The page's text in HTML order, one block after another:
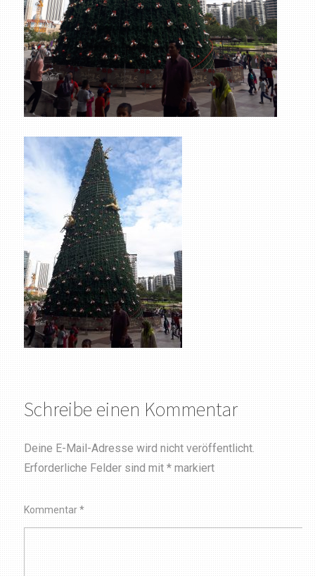
Schreibe einen Kommentar
Deine E-Mail-Adresse wird nicht veröffentlicht.
Erforderliche Felder sind mit* markiert
Kommentar*